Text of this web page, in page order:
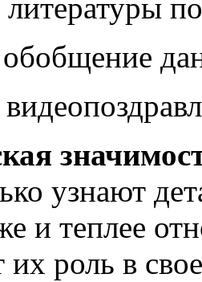
узнают
и теплее
их роль в